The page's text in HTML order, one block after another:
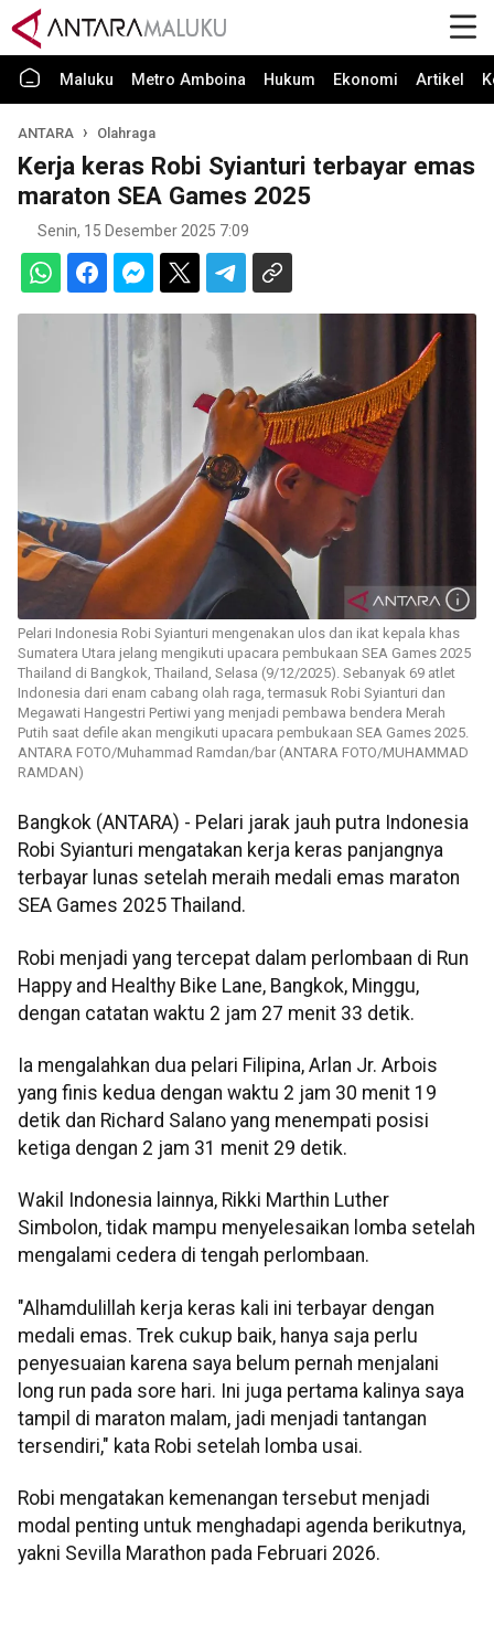
Maluku Metro Amboina Hukum Ekonomi Artikel
ANTARA Olahraga
Kerja keras Robi Syianturi terbayar emas
maraton SEA Games 2025
Senin, 15 Desember 2025 7:09
Pelari Indonesia Robi Syianturi mengenakan ulos dan ikat kepala khas
Sumatera Utara jelang mengikuti upacara pembukaan SEA Games 2025
Thailand di Bangkok, Thailand, Selasa (9/12/2025). Sebanyak 69 atlet
Indonesia dari enam cabang olah raga, termasuk Robi Syianturi dan
Megawati Hangestri Pertiwi yang menjadi pembawa bendera Merah
Putih saat defile akan mengikuti upacara pembukaan SEA Games 2025.
ANTARA FOTO/Muhammad Ramdan/bar (ANTARA FOTO/MUHAMMAD
RAMDAN)
Bangkok (ANTARA) - Pelari jarak jauh putra Indonesia
Robi Syianturi mengatakan kerja keras panjangnya
terbayar lunas setelah meraih medali emas maraton
SEA Games 2025 Thailand.
Robi menjadi yang tercepat dalam perlombaan di Run
Happy and Healthy Bike Lane, Bangkok, Minggu,
dengan catatan waktu 2 jam 27 menit 33 detik.
Ia mengalahkan dua pelari Filipina, Arlan Jr. Arbois
yang finis kedua dengan waktu 2 jam 30 menit 19
detik dan Richard Salano yang menempati posisi
ketiga dengan 2 jam 31 menit 29 detik.
Wakil Indonesia lainnya, Rikki Marthin Luther
Simbolon, tidak mampu menyelesaikan lomba setelah
mengalami cedera di tengah perlombaan.
"Alhamdulillah kerja keras kali ini terbayar dengan
medali emas. Trek cukup baik, hanya saja perlu
penyesuaian karena saya belum pernah menjalani
long run pada sore hari. Ini juga pertama kalinya saya
tampil di maraton malam, jadi menjadi tantangan
tersendiri," kata Robi setelah lomba usai.
Robi mengatakan kemenangan tersebut menjadi
modal penting untuk menghadapi agenda berikutnya,
yakni Sevilla Marathon pada Februari 2026.